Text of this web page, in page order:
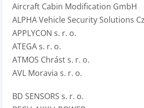
Aircraft Cabin Modification GmbH
ALPHA Vehicle Security Solutions
APPLYCON s. r. o.
ATEGA s. r. o.
ATMOS Chrást s. r. o.
AVL Moravia s. r. o.
BD SENSORS s. r. o.